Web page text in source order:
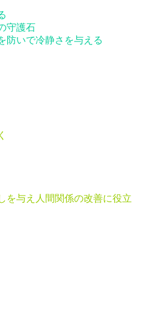
守護石
防いで冷静さを与える
を与え人間関係の改善に役立